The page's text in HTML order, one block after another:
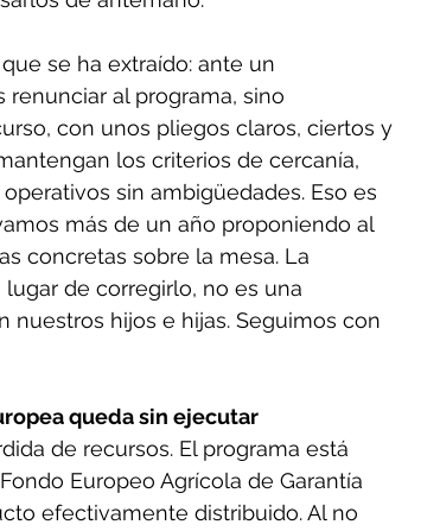
se ha extraído: ante un
al programa, sino
con unos pliegos claros, ciertos y
los criterios de cercanía,
sin ambigüedades. Eso es
más de un año proponiendo al
concretas sobre la mesa. La
de corregirlo, no es una
nuestros hijos e hijas. Seguimos con
queda sin ejecutar
de recursos. El programa está
Europeo Agrícola de Garantía
efectivamente distribuido. Al no